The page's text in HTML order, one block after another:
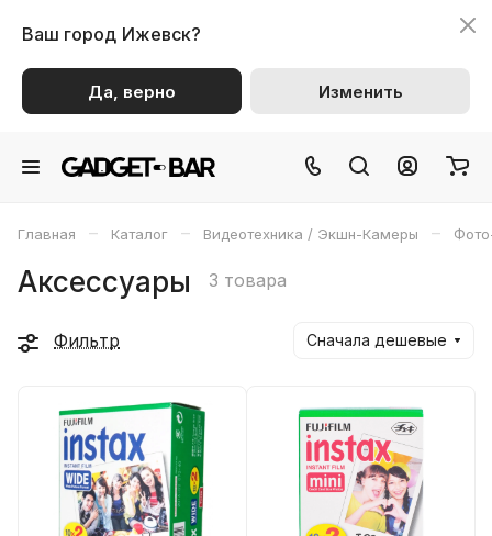
Ваш город Ижевск?
Да, верно Изменить
Главная – Каталог – Видеотехника / Экшн-Камеры –
Аксессуары 3 товара
Фильтр Сначала дешевые